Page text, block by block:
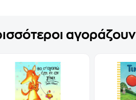
αγοράζουν